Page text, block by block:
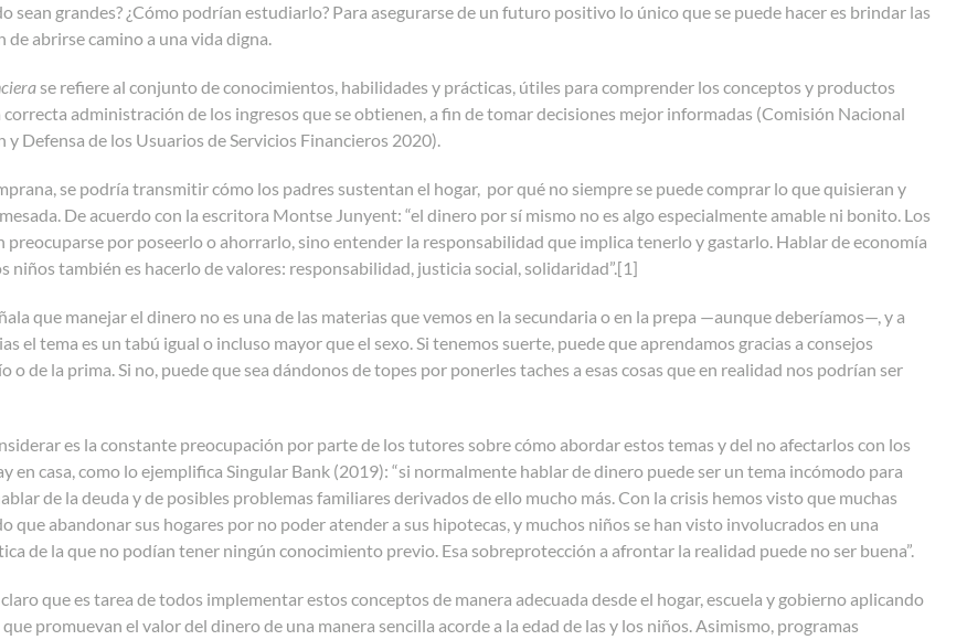
sean grandes? ¿Cómo podrían estudiarlo? Para asegurarse de un futuro positivo lo único que se puede hacer es brindar las
de abrirse camino a una vida digna.
se refiere al conjunto de conocimientos, habilidades y prácticas, útiles para comprender los conceptos y productos
administración de los ingresos que se obtienen, a fin de tomar decisiones mejor informadas (Comisión Nacional
y Defensa de los Usuarios de Servicios Financieros 2020).
se podría transmitir cómo los padres sustentan el hogar, por qué no siempre se puede comprar lo que quisieran y
De acuerdo con la escritora Montse Junyent: “el dinero por sí mismo no es algo especialmente amable ni bonito. Los
preocuparse por poseerlo o ahorrarlo, sino entender la responsabilidad que implica tenerlo y gastarlo. Hablar de economía
niños también es hacerlo de valores: responsabilidad, justicia social, solidaridad”.[1]
que manejar el dinero no es una de las materias que vemos en la secundaria o en la prepa —aunque deberíamos—, y a
el tema es un tabú igual o incluso mayor que el sexo. Si tenemos suerte, puede que aprendamos gracias a consejos
o de la prima. Si no, puede que sea dándonos de topes por ponerles taches a esas cosas que en realidad nos podrían ser
es la constante preocupación por parte de los tutores sobre cómo abordar estos temas y del no afectarlos con los
en casa, como lo ejemplifica Singular Bank (2019): “si normalmente hablar de dinero puede ser un tema incómodo para
de la deuda y de posibles problemas familiares derivados de ello mucho más. Con la crisis hemos visto que muchas
que abandonar sus hogares por no poder atender a sus hipotecas, y muchos niños se han visto involucrados en una
de la que no podían tener ningún conocimiento previo. Esa sobreprotección a afrontar la realidad puede no ser buena”.
que es tarea de todos implementar estos conceptos de manera adecuada desde el hogar, escuela y gobierno aplicando
promuevan el valor del dinero de una manera sencilla acorde a la edad de las y los niños. Asimismo, programas